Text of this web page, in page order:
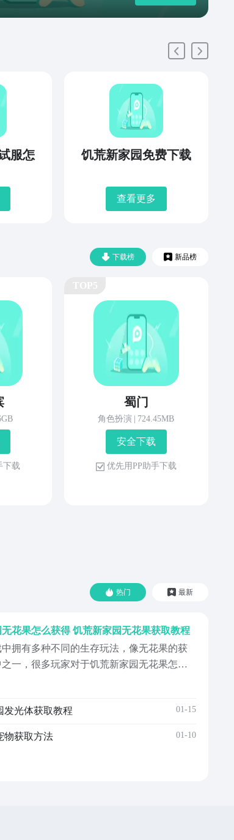
服怎
饥荒新家园免费下载
查看更多
下载榜 新品榜
下 载
蜀门
角色扮演 724.45MB
安 全 下 载
优 先 用 P P 助 手 下 载
热门 最新
花果怎么获得 饥荒新家园无花果获取教程
拥有多种不同的生存玩法，像无花果的获
一，很多玩家对于饥荒新家园无花果怎么
并不是很了解，其实想要去解锁这个物品
复生命是个不错的物品，那么具体该如何去
...
发光体获取教程 01-15
物获取方法 01-10